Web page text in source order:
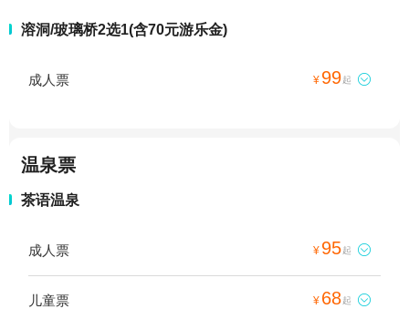
溶洞/玻璃桥2选1(含70元游乐金)
成人票 ¥ 99起 
温泉票
茶语温泉
成人票 ¥ 95起 
儿童票 ¥ 68起 